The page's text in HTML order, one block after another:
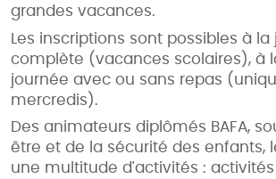
grandes vacances.
Les inscriptions sont possibles à la
complète (vacances scolaires), à
journée avec ou sans repas
mercredis).
Des animateurs diplômés BAFA,
être et de la sécurité des enfants,
une multitude d'activités : activités